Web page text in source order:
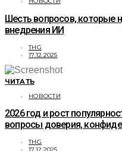
Шесть вопросов, которые
внедрения ИИ
THG
17.12.2025
ЧИТАТЬ
НОВОСТИ
2026 год и рост
вопросы доверия,
THG